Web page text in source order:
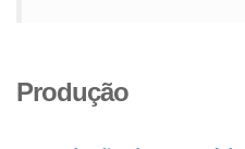
Produção